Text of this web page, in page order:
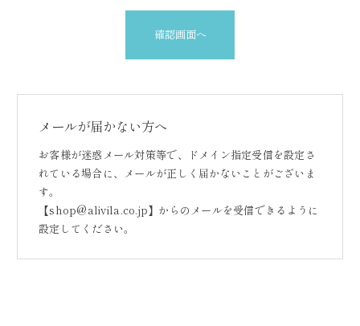
確認画面へ
メールが届かない方へ
お客様が迷惑メール対策等で、ドメイン指定受信を設定さ
れている場合に、メールが正しく届かないことがございま
す。
【shop@alivila.co.jp】からのメールを受信できるように
設定してください。